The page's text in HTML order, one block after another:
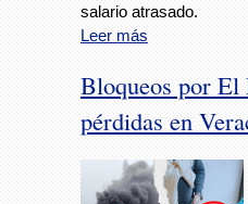
salario atrasado.
Leer más
Bloqueos por El
pérdidas en